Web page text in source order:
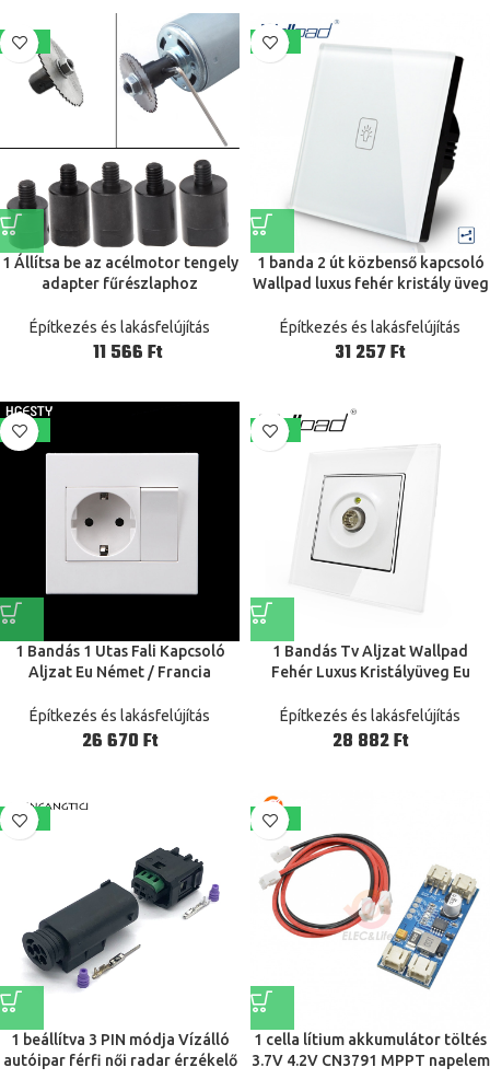
-40%
1 Állítsa be az acélmotor tengely
adapter fűrészlaphoz
csatlakozó csatlakozó Coupler
Sleeve Fit 3.17 4 5 6mm Hot Sale
Építkezés és lakásfelújítás
Ft
-20%
1 banda 2 út közbenső kapcsoló
Wallpad luxus fehér kristály üveg
250v európai szabvány
Építkezés és lakásfelújítás
Ft
-23%
1 Bandás 1 Utas Fali Kapcsoló
Aljzat Eu Német / Francia
Kapcsoló
Építkezés és lakásfelújítás
Ft
-21%
1 Bandás Tv Aljzat Wallpad
Fehér Luxus Kristályüveg Eu
Csatlakozó Fali Aljzat
Karomhorgokkal
Építkezés és lakásfelújítás
Ft
-38%
1 beállítva 3 PIN módja Vízálló
autóipar férfi női radar érzékelő
-39%
1 cella lítium akkumulátor töltés
3.7V 4.2V CN3791 MPPT napelem